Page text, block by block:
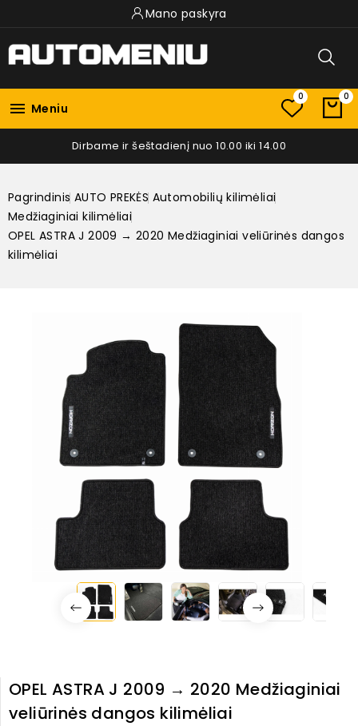
Mano paskyra
 Meniu
0 0
Dirbame ir šeštadienį nuo 10.00 iki 14.00
Pagrindinis AUTO PREKĖS Automobilių kilimėliai
Medžiaginiai kilimėliai
OPEL ASTRA J 2009 → 2020 Medžiaginiai veliūrinės dangos
kilimėliai
OPEL ASTRA J 2009 → 2020 Medžiaginiai
veliūrinės dangos kilimėliai